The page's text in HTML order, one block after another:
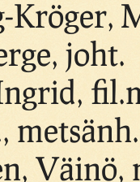
Kröger,
joht.
metsänh.